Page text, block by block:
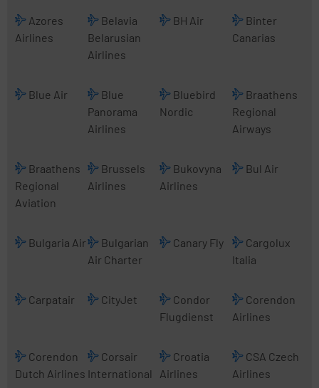
Azores
Airlines
Belavia
Belarusian
Airlines
BH Air
Binter
Canarias
Blue Air
Blue
Panorama
Airlines
Bluebird
Nordic
Braathens
Regional
Airways
Braathens
Regional
Aviation
Brussels
Airlines
Bukovyna
Airlines
Bul Air
Bulgaria Air
Bulgarian
Air Charter
Canary Fly
Cargolux
Italia
Carpatair CityJet
Condor
Flugdienst
Corendon
Airlines
Corendon
Dutch Airlines
Corsair
International
Croatia
Airlines
CSA Czech
Airlines